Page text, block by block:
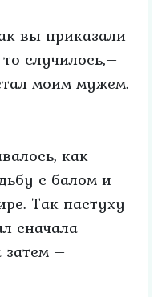
вы приказали
случилось,–
моим мужем.
как
с балом и
Так пастуху
сначала
затем –